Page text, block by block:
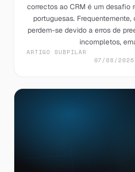
correctos ao CRM é um desafio
portuguesas.
perdem-se devido a erros de
incompletos,
ARTIGO SUBPILAR
07/08/2026